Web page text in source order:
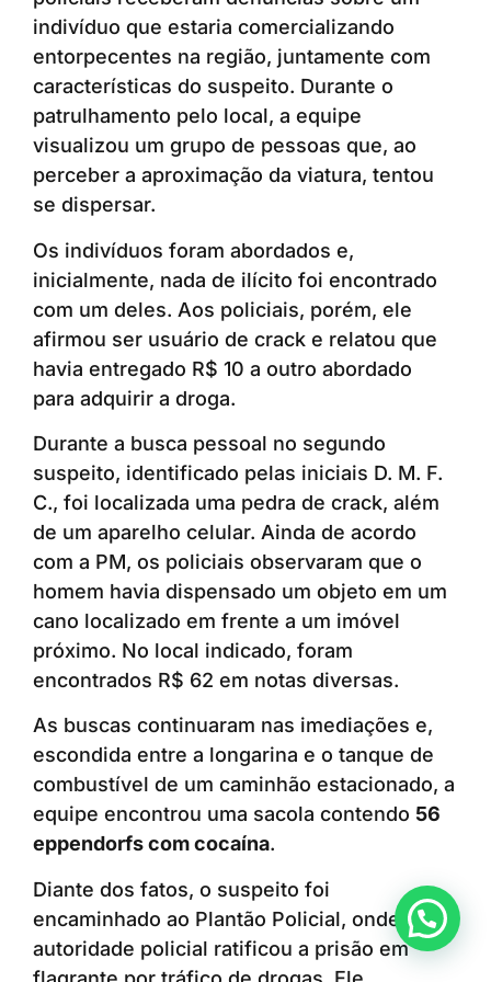
indivíduo que estaria comercializando
entorpecentes na região, juntamente com
características do suspeito. Durante o
patrulhamento pelo local, a equipe
visualizou um grupo de pessoas que, ao
perceber a aproximação da viatura, tentou
se dispersar.
Os indivíduos foram abordados e,
inicialmente, nada de ilícito foi encontrado
com um deles. Aos policiais, porém, ele
afirmou ser usuário de crack e relatou que
havia entregado R$ 10 a outro abordado
para adquirir a droga.
Durante a busca pessoal no segundo
suspeito, identificado pelas iniciais D. M. F.
C., foi localizada uma pedra de crack, além
de um aparelho celular. Ainda de acordo
com a PM, os policiais observaram que o
homem havia dispensado um objeto em um
cano localizado em frente a um imóvel
próximo. No local indicado, foram
encontrados R$ 62 em notas diversas.
As buscas continuaram nas imediações e,
escondida entre a longarina e o tanque de
combustível de um caminhão estacionado, a
equipe encontrou uma sacola contendo 56
eppendorfs com cocaína.
Diante dos fatos, o suspeito foi
encaminhado ao Plantão Policial, onde a
autoridade policial ratificou a prisão em
Anunciar ou recomendar matéria